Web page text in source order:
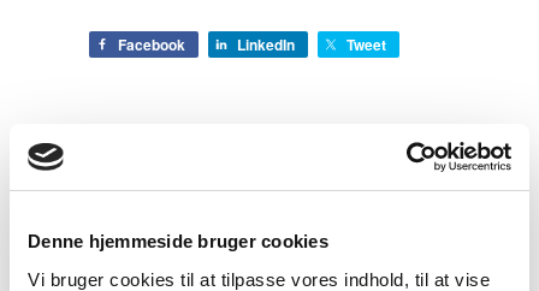
Denne hjemmeside bruger cookies
Vi bruger cookies til at tilpasse vores indhold, til at vise
Facebook LinkedIn Tweet